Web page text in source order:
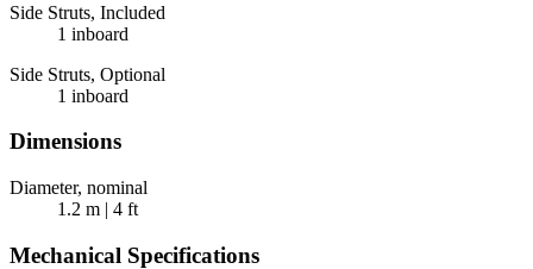
Side Struts, Included
1 inboard
Side Struts, Optional
1 inboard
Dimensions
Diameter, nominal
1.2 m | 4 ft
Mechanical Specifications